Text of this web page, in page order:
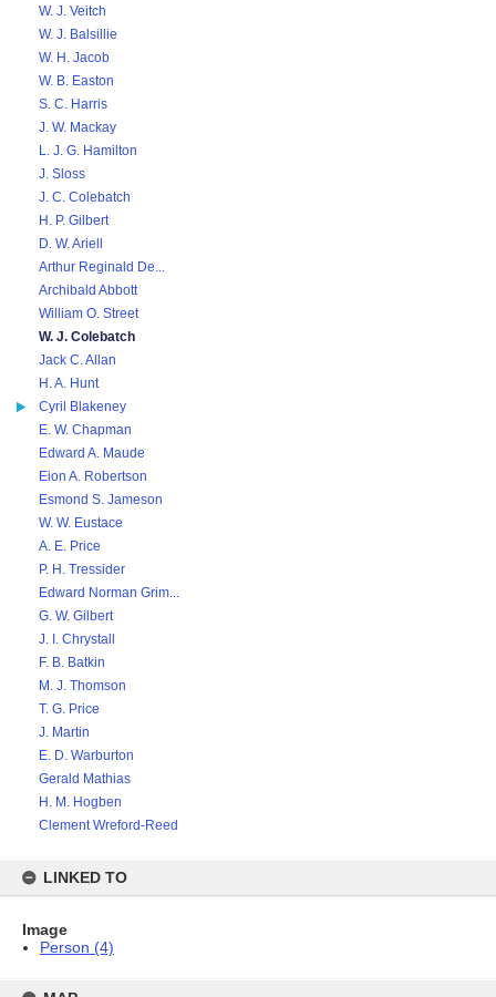
W. J. Veitch
W. J. Balsillie
W. H. Jacob
W. B. Easton
S. C. Harris
J. W. Mackay
L. J. G. Hamilton
J. Sloss
J. C. Colebatch
H. P. Gilbert
D. W. Ariell
Arthur Reginald De...
Archibald Abbott
William O. Street
W. J. Colebatch
Jack C. Allan
H. A. Hunt
Cyril Blakeney
E. W. Chapman
Edward A. Maude
Eion A. Robertson
Esmond S. Jameson
W. W. Eustace
A. E. Price
P. H. Tressider
Edward Norman Grim...
G. W. Gilbert
J. I. Chrystall
F. B. Batkin
M. J. Thomson
T. G. Price
J. Martin
E. D. Warburton
Gerald Mathias
H. M. Hogben
Clement Wreford-Reed
LINKED TO
Image
Person (4)